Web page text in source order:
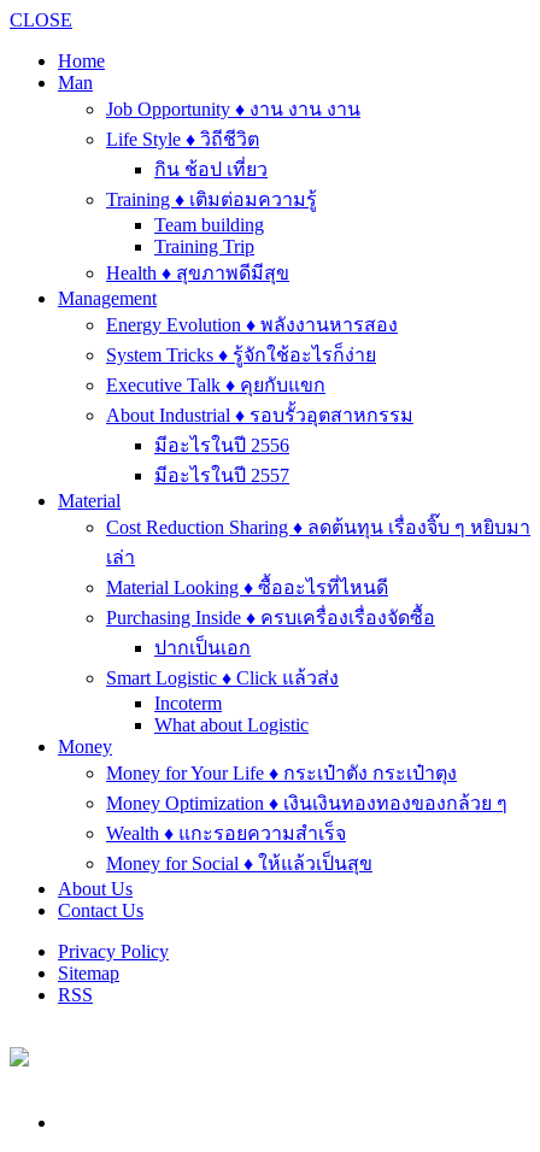
CLOSE
Home
Man
Job Opportunity ♦ งาน งาน งาน
Life Style ♦ วิถีชีวิต
กิน ช้อป เที่ยว
Training ♦ เติมต่อมความรู้
Team building
Training Trip
Health ♦ สุขภาพดีมีสุข
Management
Energy Evolution ♦ พลังงานหารสอง
System Tricks ♦ รู้จักใช้อะไรก็ง่าย
Executive Talk ♦ คุยกับแขก
About Industrial ♦ รอบรั้วอุตสาหกรรม
มีอะไรในปี 2556
มีอะไรในปี 2557
Material
Cost Reduction Sharing ♦ ลดต้นทุน เรื่องจิ๊บ ๆ หยิบมา
เล่า
Material Looking ♦ ซื้ออะไรที่ไหนดี
Purchasing Inside ♦ ครบเครื่องเรื่องจัดซื้อ
ปากเป็นเอก
Smart Logistic ♦ Click แล้วส่ง
Incoterm
What about Logistic
Money
Money for Your Life ♦ กระเป๋าตัง กระเป๋าตุง
Money Optimization ♦ เงินเงินทองทองของกล้วย ๆ
Wealth ♦ แกะรอยความสำเร็จ
Money for Social ♦ ให้แล้วเป็นสุข
About Us
Contact Us
Privacy Policy
Sitemap
RSS